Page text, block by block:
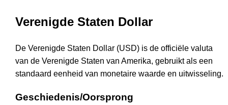
Verenigde Staten Dollar
De Verenigde Staten Dollar (USD) is de officiële valuta
van de Verenigde Staten van Amerika, gebruikt als een
standaard eenheid van monetaire waarde en uitwisseling.
Geschiedenis/Oorsprong